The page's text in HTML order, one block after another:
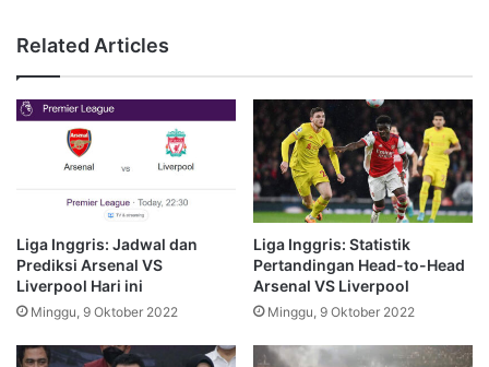
Related Articles
Liga Inggris: Jadwal dan
Prediksi Arsenal VS
Liverpool Hari ini
Minggu, 9 Oktober 2022
Liga Inggris: Statistik
Pertandingan Head-to-Head
Arsenal VS Liverpool
Minggu, 9 Oktober 2022